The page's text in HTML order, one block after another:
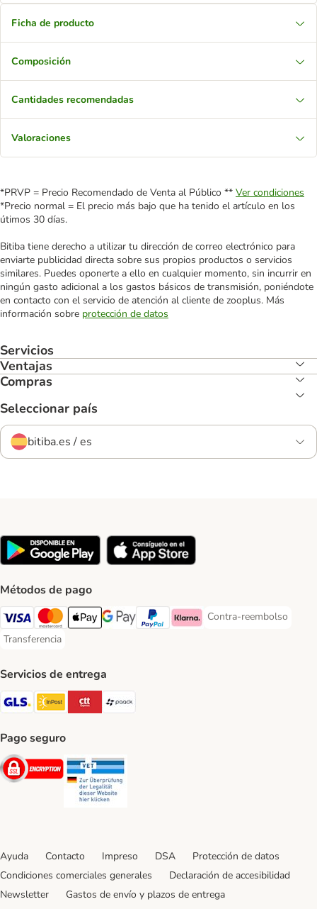
Ficha de producto
Composición
Cantidades recomendadas
Valoraciones
*PRVP = Precio Recomendado de Venta al Público ** Ver condiciones
*Precio normal = El precio más bajo que ha tenido el artículo en los
útimos 30 días.
Bitiba tiene derecho a utilizar tu dirección de correo electrónico para
enviarte publicidad directa sobre sus propios productos o servicios
similares. Puedes oponerte a ello en cualquier momento, sin incurrir en
ningún gasto adicional a los gastos básicos de transmisión, poniéndote
en contacto con el servicio de atención al cliente de zooplus. Más
información sobre protección de datos
Servicios
Ventajas
Compras
Seleccionar país
bitiba.es / es
Métodos de pago
Visa Payment Method
Mastercard Payment Method
Apple Pay Payment Method
Google Pay Payment Method
PayPal Payment Method
Klarna Payment Method
Contra-reembolso
Contra-reembolso
Transferencia
Transferencia Payment Method
Servicios de entrega
GLS Shipping Method
InPost Shipping Method
CTTExpress Shipping Method
paack Shipping Method
Pago seguro
Security
Ayuda Contacto Impreso DSA
Protección de datos
Condiciones comerciales generales
Declaración de accesibilidad
Newsletter
Gastos de envío y plazos de entrega